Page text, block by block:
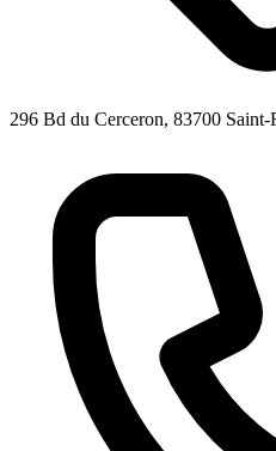
296 Bd du Cerceron, 83700 Saint-